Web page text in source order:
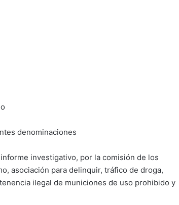
denominaciones
investigativo, por la comisión de los
asociación para delinquir, tráfico de droga,
ilegal de municiones de uso prohibido y